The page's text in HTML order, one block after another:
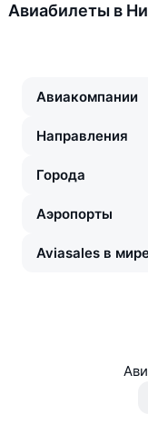
Авиабилеты в
Авиакомпании
Направления
Города
Аэропорты
Aviasales в